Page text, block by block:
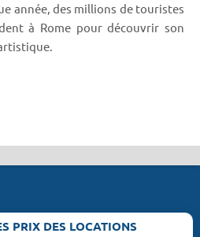
année, des millions de touristes
à Rome pour découvrir son
PRIX DES LOCATIONS